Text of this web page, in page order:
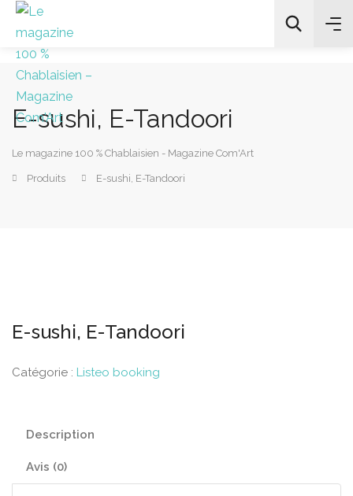
All Categories
E-sushi, E-Tandoori
Le magazine 100 % Chablaisien - Magazine Com'Art
Produits E-sushi, E-Tandoori
E-sushi, E-Tandoori
Catégorie : Listeo booking
Description
Avis (0)